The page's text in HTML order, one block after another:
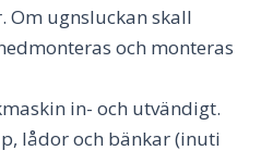
Om ugnsluckan skall
och monteras
in- och utvändigt.
lådor och bänkar (inuti